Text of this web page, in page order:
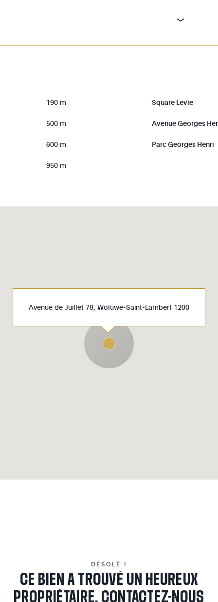
190 m Square Levie
500 m Avenue Georges
600 m Parc Georges Henri
950 m
Avenue de Juillet 78, Woluwe-Saint-Lambert 1200
DÉSOLÉ !
CE BIEN A TROUVÉ UN HEUREUX
PROPRIÉTAIRE. CONTACTEZ-NOUS